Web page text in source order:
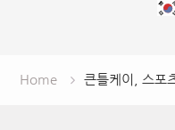
Home 큰틀케이, 스포